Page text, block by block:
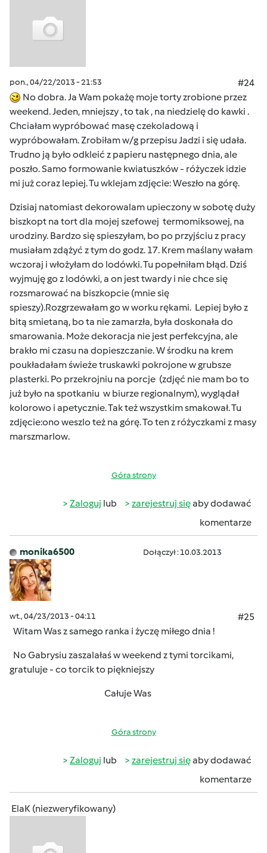
pon., 04/22/2013 - 21:53
#24
No dobra. Ja Wam pokażę moje torty zrobione przez
weekend. Jeden, mniejszy , to tak , na niedzielę do kawki .
Chciałam wypróbować masę czekoladową i
wypróbowałam. Zrobiłam w/g przepisu Jadzi i się udała.
Trudno ją było odkleić z papieru następnego dnia, ale
poszło. Samo formowanie kwiatuszków - różyczek idzie
mi już coraz lepiej. Tu wklejam zdjęcie: Weszło na górę.
Dzisiaj natomiast dekorowalam upieczony w sobotę duży
biszkopt na tort dla mojej szefowej termomiksowej, na
urodziny. Bardzo się spieszyłam, bo po przyjściu z pracy
musiałam zdążyć z tym do godz. 17. Krem maślany wałam
wczoraj i włożyłam do lodówki. Tu popełniłam błąd. Dziś
wyjmuję go z lodówki, a on jest twardy i nie chce się
rozsmarować na biszkopcie (mnie się
spieszy).Rozgrzewałam go w worku rękami. Lepiej było z
bitą smietaną, bo ta nie zamarzła, była doskonała do
smarowania. Może dekoracja nie jest perfekcyjna, ale
brakło mi czasu na dopieszczanie. W środku na krem
poukładałam świeże truskawki pokrojone w grubsze
plasterki. Po przekrojniu na porcje (zdjęć nie mam bo to
już było na spotkaniu w biurze regionalnym), wyglądał
kolorowo i apetycznie. Tak też wszystkim smakował. Tu
zdjęcie:ono weszlo też na górę. To ten z różyczkami z masy
marszmarlow.
Góra strony
Zaloguj lub zarejestruj sięaby dodawać
komentarze
monika6500 Dołączył : 10.03.2013
wt., 04/23/2013 - 04:11
#25
Witam Was z samego ranka i życzę miłego dnia !
No Gabrysiu zaszalałaś w weekend z tymi torcikami,
gratuluje - co torcik to piękniejszy
Całuje Was
Góra strony
Zaloguj lub zarejestruj sięaby dodawać
komentarze
ElaK (niezweryfikowany)